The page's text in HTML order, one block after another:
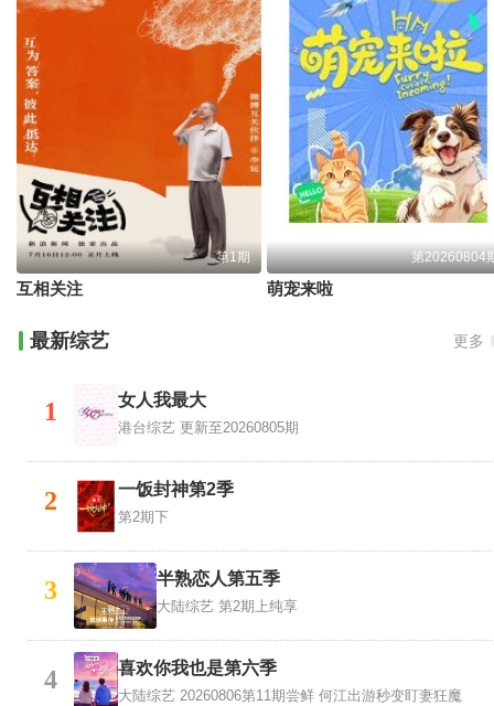
第1期
互相关注
第20260804
萌宠来啦
最新综艺 更多
1 女人我最大
港台综艺 更新至20260805期
2 一饭封神第2季
第2期下
3 半熟恋人第五季
大陆综艺 第2期上纯享
4 喜欢你我也是第六季
大陆综艺 20260806第11期尝鲜 何江出游秒变盯妻狂魔